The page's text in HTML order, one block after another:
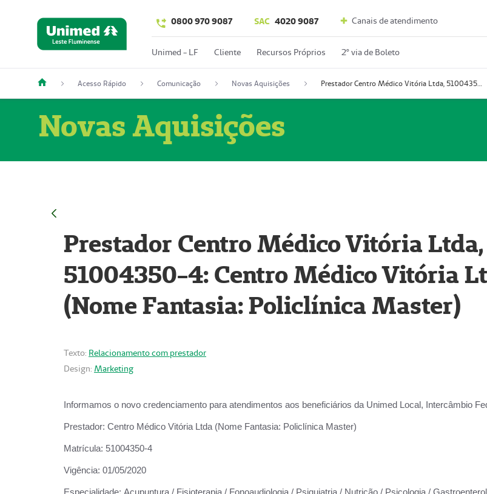
0800 970 9087 SAC 4020 9087 Canais de atendimento
Unimed - LF Cliente Recursos Próprios 2º via de Boleto
Acesso Rápido Comunicação Novas Aquisições Prestador Centro Médico Vitória Ltda, 51004350-4: Centro Médico Vitória Ltda (Nome Fantasia: Policlínica Master)
Novas Aquisições
Prestador Centro Médico Vitória Ltda,
51004350-4: Centro Médico Vitória
(Nome Fantasia: Policlínica Master)
Texto: Relacionamento com prestador
Design: Marketing
Informamos o novo credenciamento para atendimentos aos beneficiários da Unimed Local, Intercâmbio
Prestador: Centro Médico Vitória Ltda (Nome Fantasia: Policlínica Master)
Matrícula: 51004350-4
Vigência: 01/05/2020